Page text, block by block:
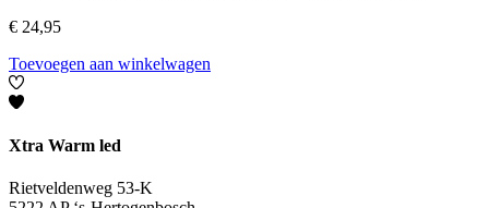
€ 24,95
Toevoegen aan winkelwagen
Xtra Warm led
Rietveldenweg 53-K